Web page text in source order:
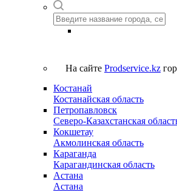
На сайте Prodservice.kz
Костанай
Костанайская область
Петропавловск
Северо-Казахстанская
Кокшетау
Акмолинская область
Караганда
Карагандинская область
Астана
Астана